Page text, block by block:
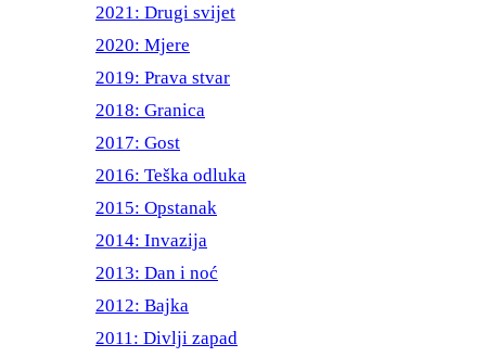
2021: Drugi svijet
2020: Mjere
2019: Prava stvar
2018: Granica
2017: Gost
2016: Teška odluka
2015: Opstanak
2014: Invazija
2013: Dan i noć
2012: Bajka
2011: Divlji zapad